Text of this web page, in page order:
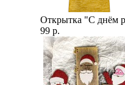
Открытка "С днём
99 р.